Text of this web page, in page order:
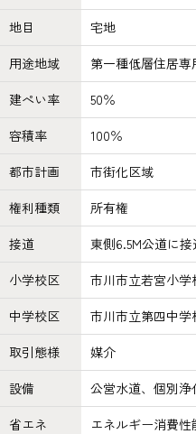
地目
宅地
用途地域
第一種低層住居専
建ぺい率
50％
容積率
100％
都市計画
市街化区域
権利種類
所有権
接道
東側6.5M公道に接
小学校区
市川市立若宮小学
中学校区
市川市立第四中学
取引態様
媒介
設備
公営水道、個別浄
省エネ
エネルギー消費